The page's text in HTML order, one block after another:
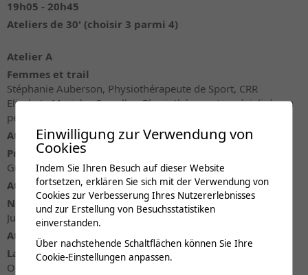
19h05 - 20h45
Ateliers de 30' (choisir 3 parmi 4)
Atelier A
Femmes et trail
Stéphanie Auberson, Physiothérapeute de Sport, CRR
Elisabete Marinho Carvalho, Physiothérapeute spécialisée en
pelvi-périnéologie, CRR
Atelier B
Préparation psychologique au trail
Guillaume Bétrisey, Psychologue du sport, CRR
Atelier C
Nutrition et hydratation du traileur
Justine Veuthey, Diététicienne du sport, CRR
Atelier D
La panoplie du matériel du traileur
Olivier Denis, Follomi Sports
Einwilligung zur Verwendung von
Cookies
Indem Sie Ihren Besuch auf dieser Website
fortsetzen, erklären Sie sich mit der Verwendung von
Cookies zur Verbesserung Ihres Nutzererlebnisses
und zur Erstellung von Besuchsstatistiken
einverstanden.
Über nachstehende Schaltflächen können Sie Ihre
Cookie-Einstellungen anpassen.